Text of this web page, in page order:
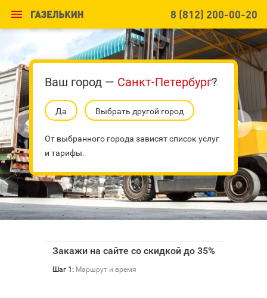
 8 (812) 200-00-20
 
Закажи на сайте со скидкой до 35%
Шаг 1: Маршрут и время
Ваш город — Санкт-Петербург?
Да Выбрать другой город
От выбранного города зависят список услуг
и тарифы.